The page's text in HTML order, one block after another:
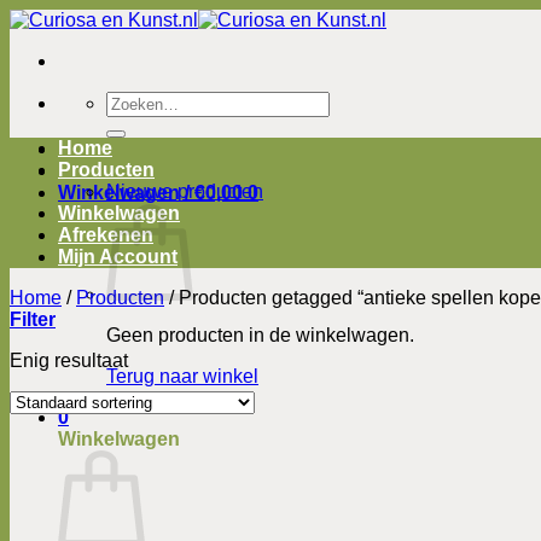
Ga
inhoud
Zoeken
naar:
Winkelwagen /€0,00 0
Geen producten in de winkelwagen.
Terug naar winkel
0
Winkelwagen
Home
Producten
Nieuwe producten
Winkelwagen
Afrekenen
Mijn Account
Home / Producten /Producten getagged “antieke spellen
Filter
Enig resultaat